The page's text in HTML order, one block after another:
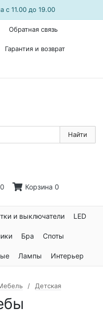
с 11.00 до 19.00
Обратная связь
Гарантия и возврат
Найти
0 Корзина 0
и выключатели LED
Бра Споты
Лампы Интерьер
Детская